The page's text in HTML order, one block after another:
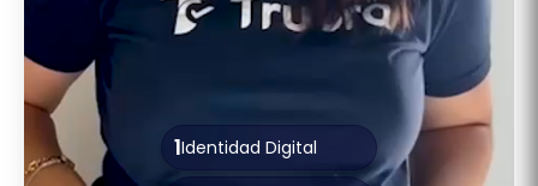
1Identidad Digital